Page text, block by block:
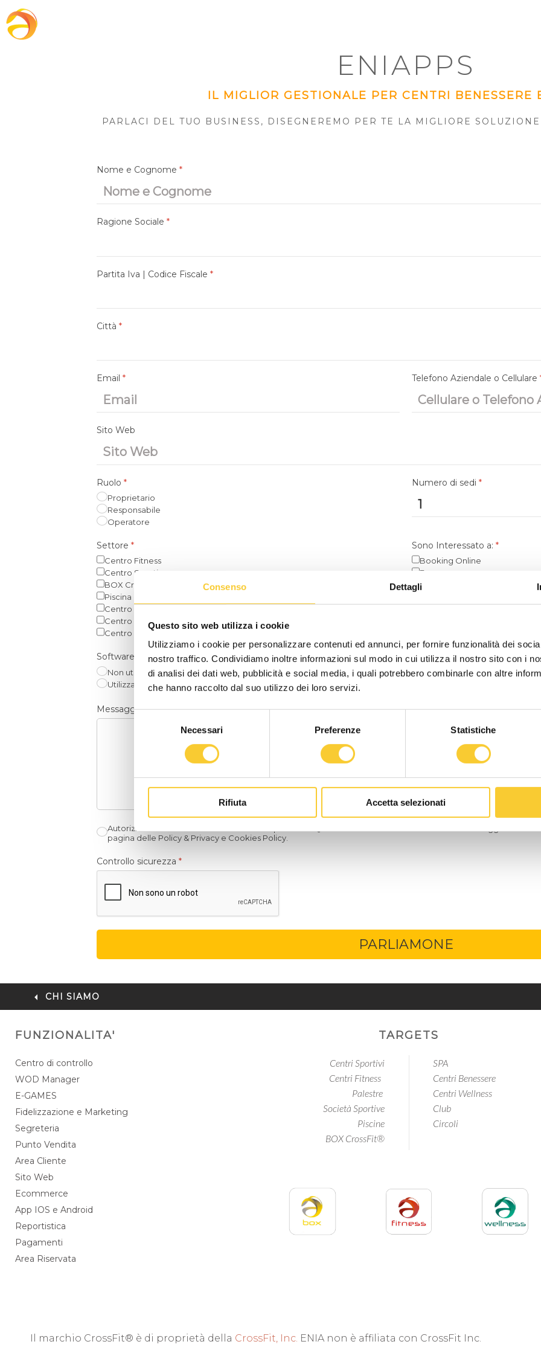
Consenso Dettagli
Questo sito web utilizza i cookie
Utilizziamo i cookie per personalizzare contenuti ed annunci, per fornire funzionalità dei
nostro traffico. Condividiamo inoltre informazioni sul modo in cui utilizza il nostro sito con i
di analisi dei dati web, pubblicità e social media, i quali potrebbero combinarle con altre
che hanno raccolto dal suo utilizzo dei loro servizi.
Selezione
Necessari Preferenze Statistiche
Rifiuta Accetta selezionati
ENIAPPS
IL MIGLIOR GESTIONALE PER CENTRI BENESSERE
PARLACI DEL TUO BUSINESS, DISEGNEREMO PER TE LA MIGLIORE
Nome e Cognome *
Ragione Sociale *
Partita Iva | Codice Fiscale *
Città *
Email * Telefono Aziendale o Cellulare
Sito Web
Ruolo *
Proprietario
Responsabile
Operatore
Numero di sedi *
Settore *
Centro Fitness
Centro Sportivo
BOX CrossFit®
Piscina
Centro Wellness
Centro Benessere
Centro Estetico
Sono Interessato a: *
Booking Online
E-commerce
Punto Vendita | Segreteria
Software Gestionale*
Non utilizzato
Utilizzato
se si quale?
Messaggio
Autorizzo ENIA S.r.l. al trattamento dei dati personali. Questi dati non saranno utilizzati o forniti a soggetti terzi.
pagina delle Policy & Privacy e Cookies Policy.
Controllo sicurezza *
PARLIAMONE
CHI SIAMO
FUNZIONALITA'
Centro di controllo
WOD Manager
E-GAMES
Fidelizzazione e Marketing
Segreteria
Punto Vendita
Area Cliente
Sito Web
Ecommerce
App IOS e Android
Reportistica
Pagamenti
Area Riservata
TARGETS
Centri Sportivi
Centri Fitness
Palestre
Società Sportive
Piscine
BOX CrossFit®
SPA
Centri Benessere
Centri Wellness
Club
Circoli
Il marchio CrossFit® è di proprietà della CrossFit, Inc. ENIA non è affiliata con CrossFit Inc.